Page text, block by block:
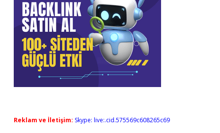
Reklam ve İletişim: Skype: live:.cid.575569c608265c69